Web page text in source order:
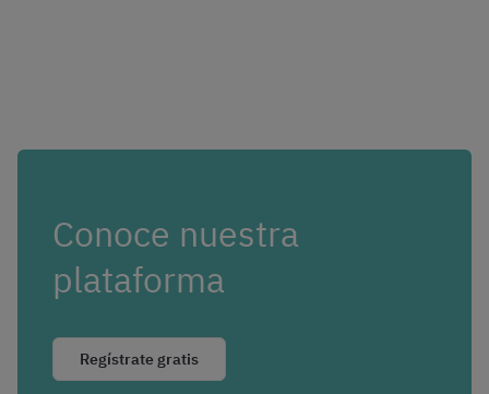
Conoce nuestra
plataforma
Regístrate gratis